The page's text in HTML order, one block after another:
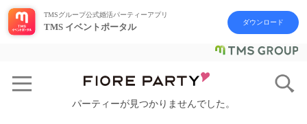
TMSグループ公式婚活パーティーアプリ
TMS イベントポータル ダウンロード
パーティーが見つかりませんでした。